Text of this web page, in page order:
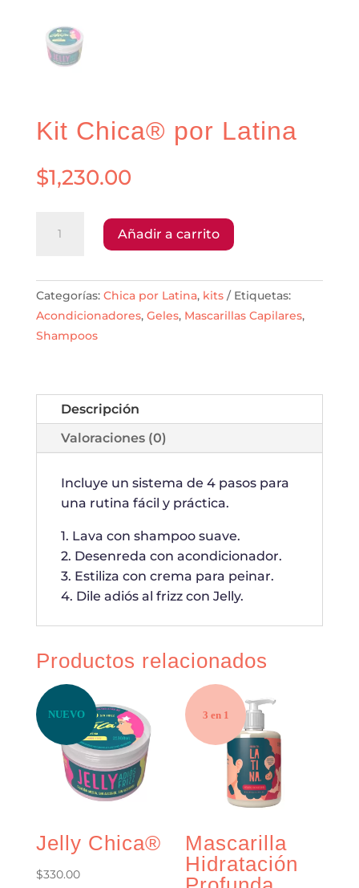
Kit Chica® por Latina
$1,230.00
Chica®
Latina
cantidad
Añadir a carrito
Categorías: Chica por Latina, kits
Etiquetas:
Acondicionadores, Geles, Mascarillas Capilares,
Shampoos
Descripción
Valoraciones (0)
Incluye un sistema de 4 pasos para
una rutina fácil y práctica.
1. Lava con shampoo suave.
2. Desenreda con acondicionador.
3. Estiliza con crema para peinar.
4. Dile adiós al frizz con Jelly.
Productos relacionados
NUEVO
Jelly Chica®
$330.00
3 en 1
Mascarilla
Hidratación